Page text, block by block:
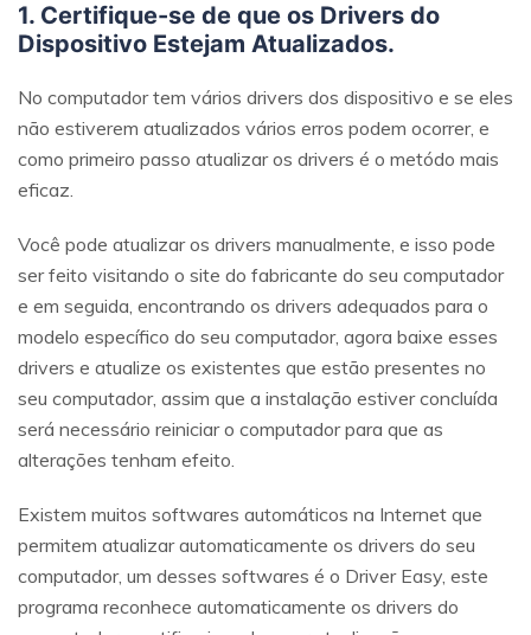
1. Certifique-se de que os Drivers do
Dispositivo Estejam Atualizados.
No computador tem vários drivers dos dispositivo e se eles
não estiverem atualizados vários erros podem ocorrer, e
como primeiro passo atualizar os drivers é o metódo mais
eficaz.
Você pode atualizar os drivers manualmente, e isso pode
ser feito visitando o site do fabricante do seu computador
e em seguida, encontrando os drivers adequados para o
modelo específico do seu computador, agora baixe esses
drivers e atualize os existentes que estão presentes no
seu computador, assim que a instalação estiver concluída
será necessário reiniciar o computador para que as
alterações tenham efeito.
Existem muitos softwares automáticos na Internet que
permitem atualizar automaticamente os drivers do seu
computador, um desses softwares é o Driver Easy, este
programa reconhece automaticamente os drivers do